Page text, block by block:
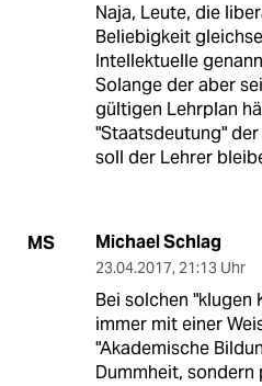
Naja, Leute, die
Beliebigkeit
Intellektuelle
Solange der aber
gültigen Lehrplan
"Staatsdeutung"
soll der Lehrer
MS Michael Schlag
23.04.2017, 21:13 Uhr
Bei solchen
immer mit einer
"Akademische
Dummheit, sondern